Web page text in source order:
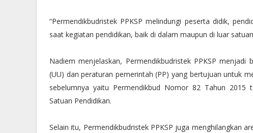
“Permendikbudristek PPKSP melindungi peserta didik,
saat kegiatan pendidikan, baik di dalam maupun di luar
Nadiem menjelaskan, Permendikbudristek PPKSP
(UU) dan peraturan pemerintah (PP) yang bertujuan untuk
sebelumnya yaitu Permendikbud Nomor 82 Tahun 2015
Satuan Pendidikan.
Selain itu, Permendikbudristek PPKSP juga menghilangkan